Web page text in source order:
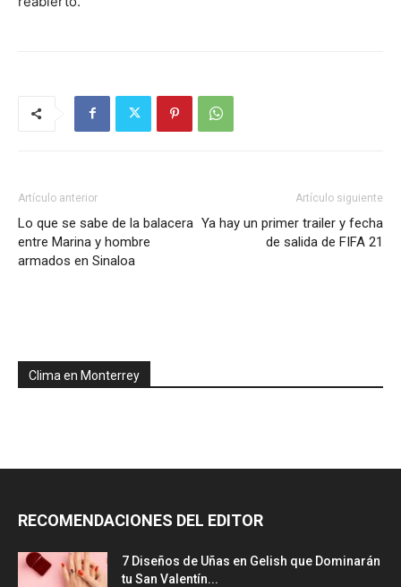
Artículo anterior
Lo que se sabe de la balacera
entre Marina y hombre
armados en Sinaloa
Artículo siguiente
Ya hay un primer trailer y fecha
de salida de FIFA 21
Clima en Monterrey
RECOMENDACIONES DEL EDITOR
7 Diseños de Uñas en Gelish que Dominarán
tu San Valentín...